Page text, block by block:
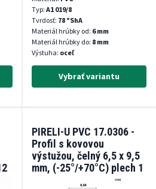
Typ: A1 019/8
Tvrdosť: 78 °ShA
Materiál hrúbky od: 6 mm
Materiál hrúbky do: 8 mm
Výstuha: oceľ
Vybrať variantu
PIRELI-U PVC 17.0306 -
Profil s kovovou
výstužou, čelný 6,5 x 9,5
mm, (-25°/+70°C) plech 1